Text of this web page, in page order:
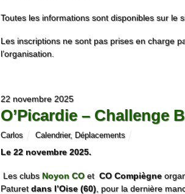
Toutes les informations sont disponibles sur le
Les inscriptions ne sont pas prises en charge
l’organisation.
22 novembre 2025
O’Picardie – Challenge
Carlos Calendrier, Déplacements
Le 22 novembre 2025.
Les clubs Noyon COet CO Compiègne
Paturetdans l’Oise (60), pour la dernière